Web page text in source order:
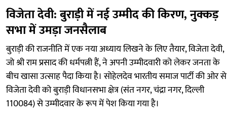
विजेता देवी: बुराड़ी में नई उम्मीद की किरण, नुक्कड़
सभा में उमड़ा जनसैलाब
बुराड़ी की राजनीति में एक नया अध्याय लिखने के लिए तैयार, विजेता देवी,
जो श्री राम प्रसाद की धर्मपत्नी हैं, ने अपनी उम्मीदवारी को लेकर जनता के
बीच खासा उत्साह पैदा किया है। सोहेलदेव भारतीय समाज पार्टी की ओर से
विजेता देवी को बुराड़ी विधानसभा क्षेत्र (संत नगर, चंद्रा नगर, दिल्ली
110084) से उम्मीदवार के रूप में पेश किया गया है।